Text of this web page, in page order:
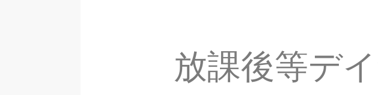
放課後等デ